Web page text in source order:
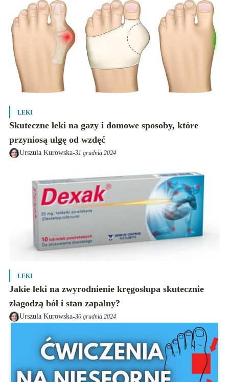
LEKI
Skuteczne leki na gazy i domowe sposoby, które
przyniosą ulgę od wzdęć
Urszula Kurowska-31 grudnia 2024
LEKI
Jakie leki na zwyrodnienie kręgosłupa skutecznie
złagodzą ból i stan zapalny?
Urszula Kurowska-30 grudnia 2024